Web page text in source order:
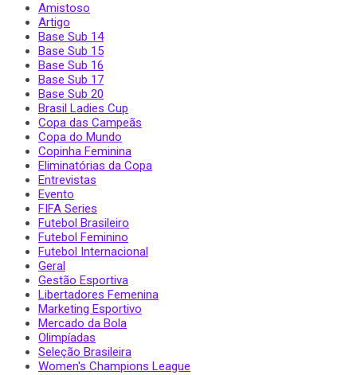
Amistoso
Artigo
Base Sub 14
Base Sub 15
Base Sub 16
Base Sub 17
Base Sub 20
Brasil Ladies Cup
Copa das Campeãs
Copa do Mundo
Copinha Feminina
Eliminatórias da Copa
Entrevistas
Evento
FIFA Series
Futebol Brasileiro
Futebol Feminino
Futebol Internacional
Geral
Gestão Esportiva
Libertadores Femenina
Marketing Esportivo
Mercado da Bola
Olimpíadas
Seleção Brasileira
Women's Champions League